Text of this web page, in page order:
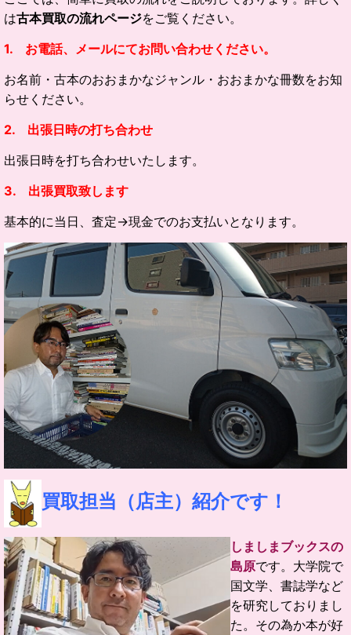
は古本買取の流れページをご覧ください。
1. お電話、メールにてお問い合わせください。
お名前・古本のおおまかなジャンル・ おおまかな冊数をお知
らせください。
2. 出張日時の打ち合わせ
出張日時を打ち合わせいたします。
3. 出張買取致します
基本的に当日、査定→現金でのお支払いとなります。
買取担当（店主）紹介です！
しましまブックスの
島原です。 大学院で
国文学、書誌学など
を研究しておりまし
た。 その為か本が好